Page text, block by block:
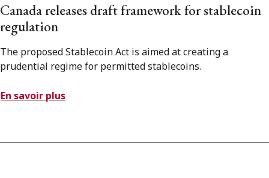
Canada releases draft framework for stablecoin
regulation
The proposed Stablecoin Act is aimed at creating a
prudential regime for permitted stablecoins.
En savoir plus